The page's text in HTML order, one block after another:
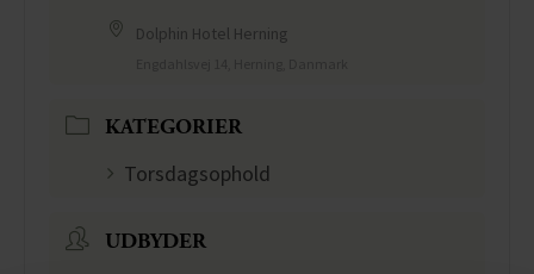
Gratis parkering
Læs mere om by Dolphin..
Dolphin Hotel Herning
KATEGORIER
Torsdagsophold
UDBYDER